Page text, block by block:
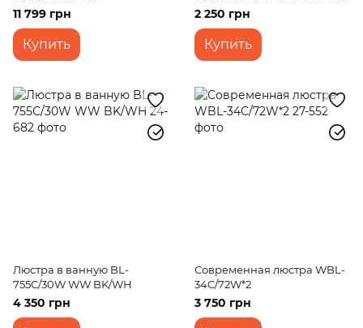
11 799 грн
Купить
WW+NW+CW
2 250 грн
Купить
Люстра в ванную BL-
755С/30W WW BK/WH
4 350 грн
Современная люстра WBL-
34C/72W*2
3 750 грн